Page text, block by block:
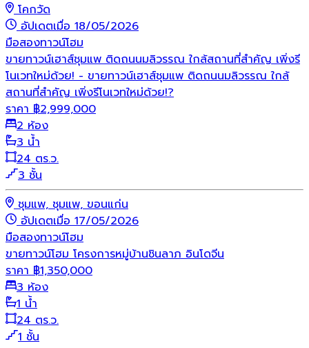
โคกวัด
อัปเดตเมื่อ 18/05/2026
มือสองทาวน์โฮม
ขายทาวน์เฮาส์ชุมแพ ติดถนนมลิวรรณ ใกล้สถานที่สำคัญ เพิ่งรี
โนเวทใหม่ด้วย! - ขายทาวน์เฮาส์ชุมแพ ติดถนนมลิวรรณ ใกล้
สถานที่สำคัญ เพิ่งรีโนเวทใหม่ด้วย!?
ราคา ฿2,999,000
2 ห้อง
3 น้ำ
24 ตร.ว.
3 ชั้น
ชุมแพ, ชุมแพ, ขอนแก่น
อัปเดตเมื่อ 17/05/2026
มือสองทาวน์โฮม
ขายทาวน์โฮม โครงการหมู่บ้านชินลาภ อินโดจีน
ราคา ฿1,350,000
3 ห้อง
1 น้ำ
24 ตร.ว.
1 ชั้น